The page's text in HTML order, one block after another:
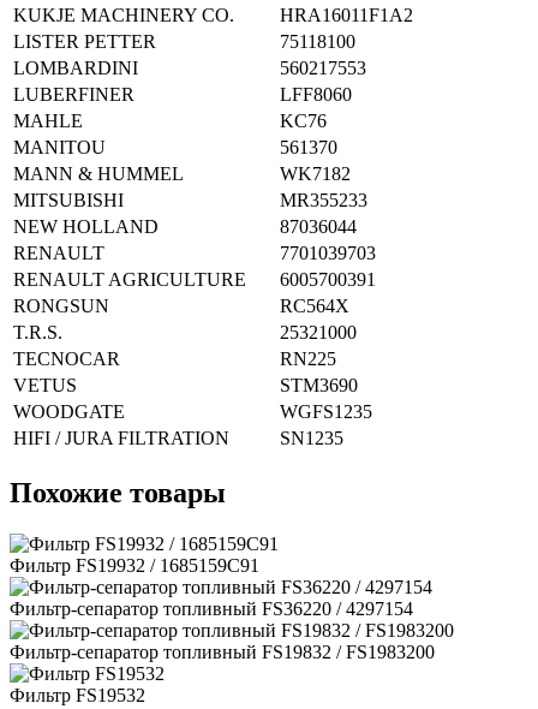
KUKJE MACHINERY CO.
HRA16011F1A2
LISTER PETTER
75118100
LOMBARDINI
560217553
LUBERFINER
LFF8060
MAHLE
KC76
MANITOU
561370
MANN & HUMMEL
WK7182
MITSUBISHI
MR355233
NEW HOLLAND
87036044
RENAULT
7701039703
RENAULT AGRICULTURE
6005700391
RONGSUN
RC564X
T.R.S.
25321000
TECNOCAR
RN225
VETUS
STM3690
WOODGATE
WGFS1235
HIFI / JURA FILTRATION
SN1235
Похожие товары
Фильтр FS19932 / 1685159C91
Фильтр-сепаратор топливный FS36220 / 4297154
Фильтр-сепаратор топливный FS19832 / FS1983200
Фильтр FS19532